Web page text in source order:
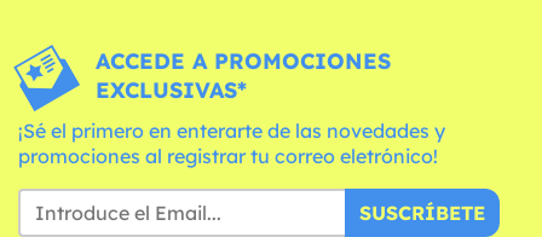
ACCEDE A PROMOCIONES
EXCLUSIVAS*
¡Sé el primero en enterarte de las novedades y
promociones al registrar tu correo eletrónico!
SUSCRÍBETE